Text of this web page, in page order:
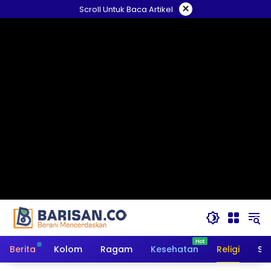
ke
Scroll Untuk Baca Artikel ×
Berita Kolom Ragam Kesehatan Religi